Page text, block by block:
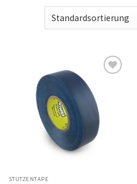
die
Wunschliste
STUTZENTAPE